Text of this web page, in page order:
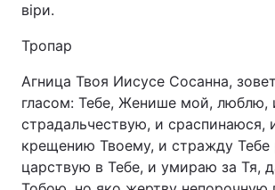
Тема оформлення
віри.
Тропар
Агница Твоя Иисусе Сосанна,
гласом: Тебе, Женише мой,
страдальчествую, и сраспинаюся,
крещению Твоему, и стражду Тебе
царствую в Тебе, и умираю за Тя,